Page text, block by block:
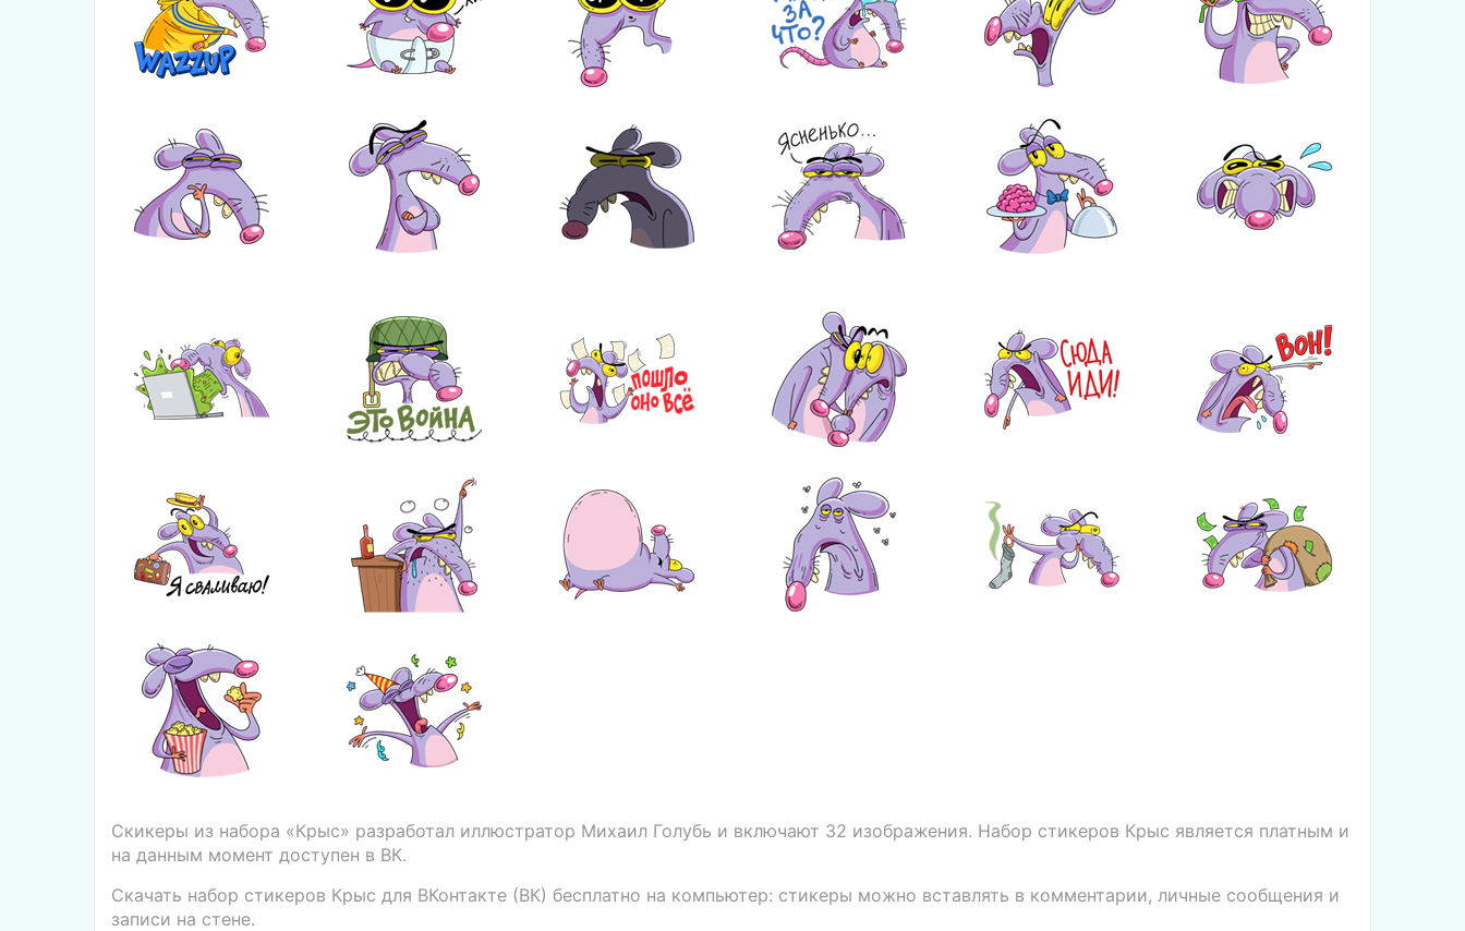
Скикеры из набора «Крыс» разработал иллюстратор Михаил Голубь и включают 32 изображения. Набор стикеров Крыс является платным и
на данным момент доступен в ВК.
Скачать набор стикеров Крыс для ВКонтакте (ВК) бесплатно на компьютер: стикеры можно вставлять в комментарии, личные сообщения и
записи на стене.